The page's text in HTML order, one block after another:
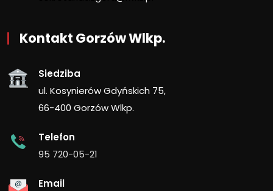
Kontakt Gorzów Wlkp.
Siedziba
ul. Kosynierów Gdyńskich 75,
66-400 Gorzów Wlkp.
Telefon
95 720-05-21
Email